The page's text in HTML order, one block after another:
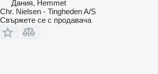
Дания, Hemmet
Chr. Nielsen - Tingheden A/S
Свържете се с продавача